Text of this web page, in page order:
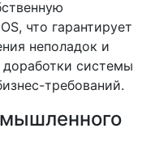
что гарантирует
неполадок и
системы
требований.